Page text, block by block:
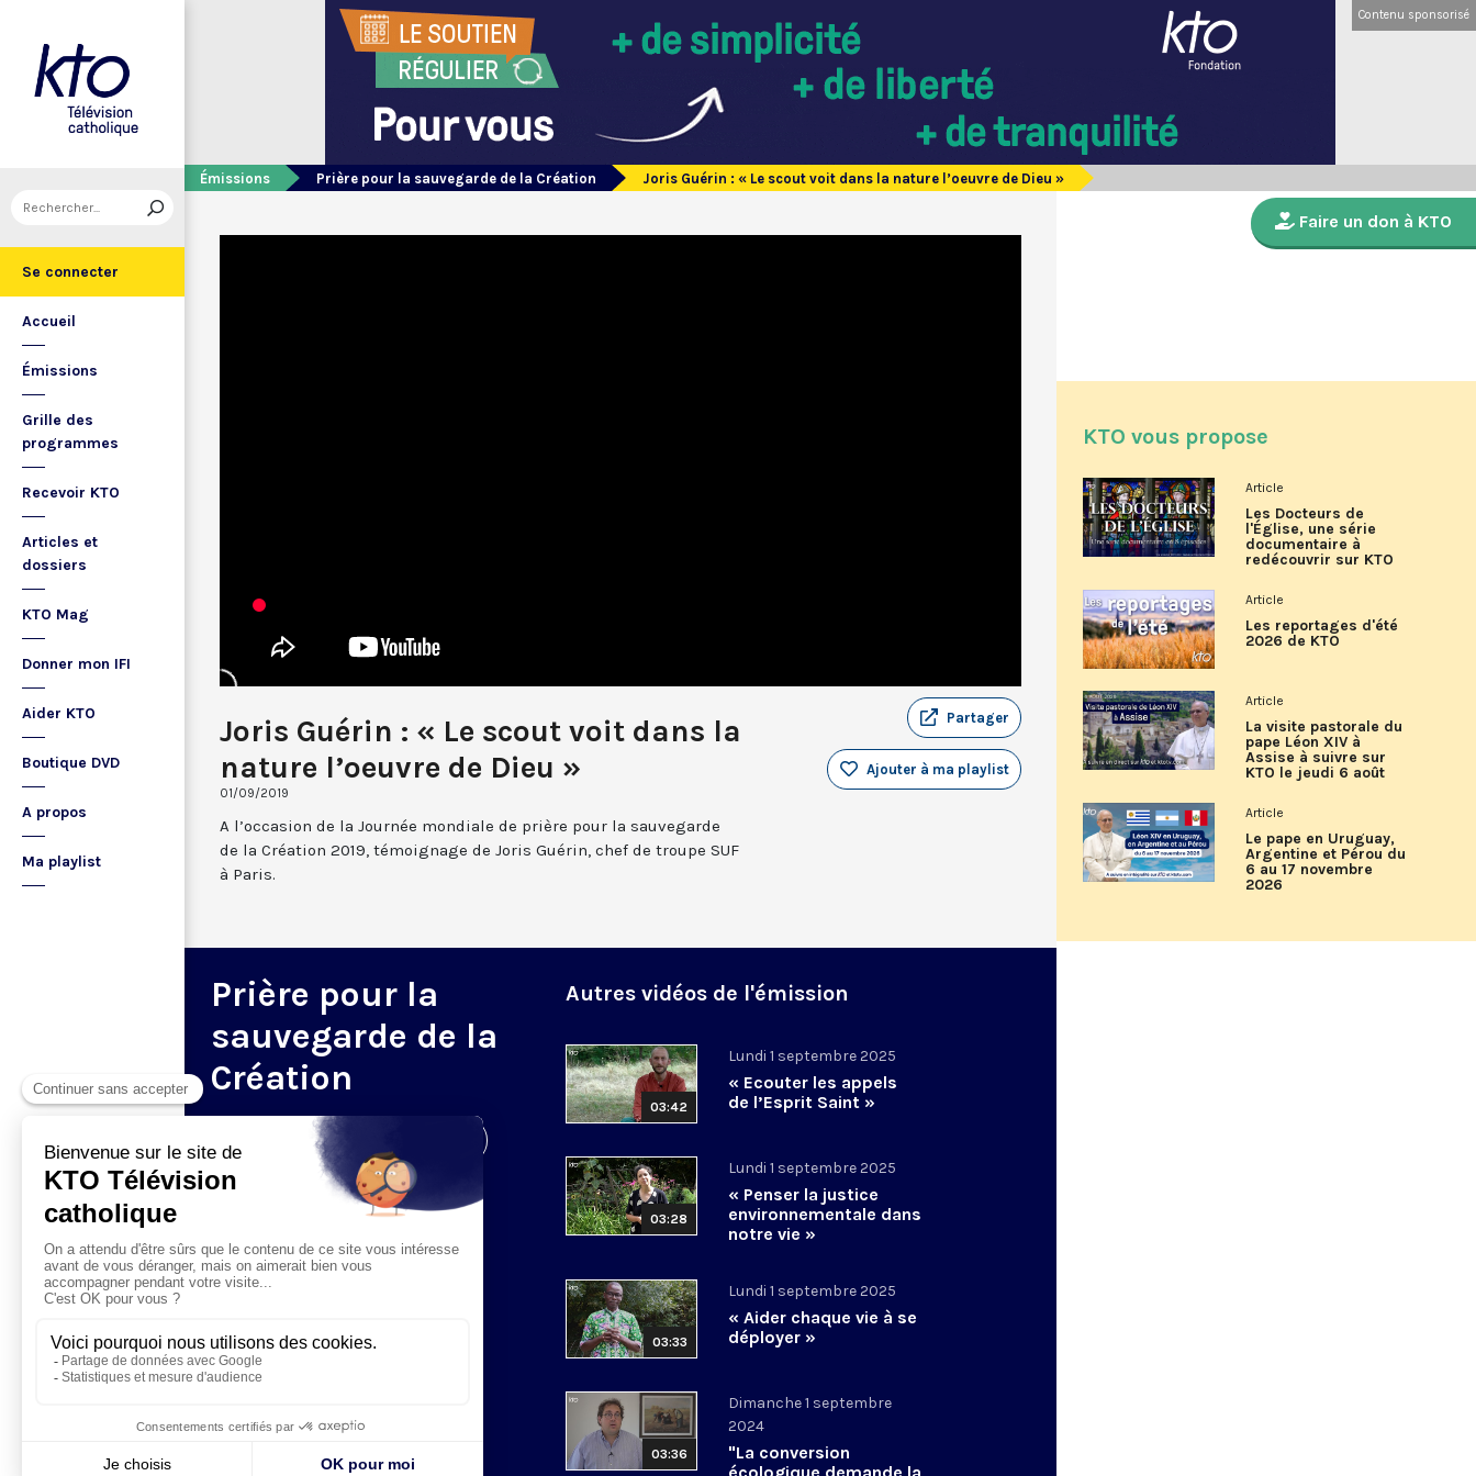
Se connecter
Accueil
Émissions
Grille des
programmes
Recevoir KTO
Articles et
dossiers
KTO Mag
Donner mon IFI
Aider KTO
Boutique DVD
A propos
Ma playlist
Contenu sponsorisé
Émissions Prière pour la sauvegarde de la Création Joris Guérin : « Le scout voit dans la nature l’oeuvre de Dieu »
Joris Guérin : « Le scout voit dans la
nature l’oeuvre de Dieu »
01/09/2019
Partager
Ajouter à ma playlist
A l’occasion de la Journée mondiale de prière pour la sauvegarde
de la Création 2019, témoignage de Joris Guérin, chef de troupe SUF
à Paris.
Prière pour la
sauvegarde de la
Création
Visiter la page de l'émission
Autres vidéos de l'émission
03:42
Lundi 1 septembre 2025
« Ecouter les appels
de l’Esprit Saint »
03:28
Lundi 1 septembre 2025
« Penser la justice
environnementale dans
notre vie »
03:33
Lundi 1 septembre 2025
« Aider chaque vie à se
déployer »
03:36
Dimanche 1 septembre
2024
"La conversion
écologique demande la
Faire un don à KTO
KTO vous propose
Article
Les Docteurs de
l'Église, une série
documentaire à
redécouvrir sur KTO
Article
Les reportages d'été
2026 de KTO
Article
La visite pastorale du
pape Léon XIV à
Assise à suivre sur
KTO le jeudi 6 août
Article
Le pape en Uruguay,
Argentine et Pérou du
6 au 17 novembre
2026